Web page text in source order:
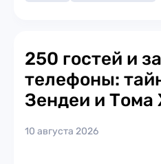
250 гостей и
телефоны:
Зендеи и Тома
10 августа 2026